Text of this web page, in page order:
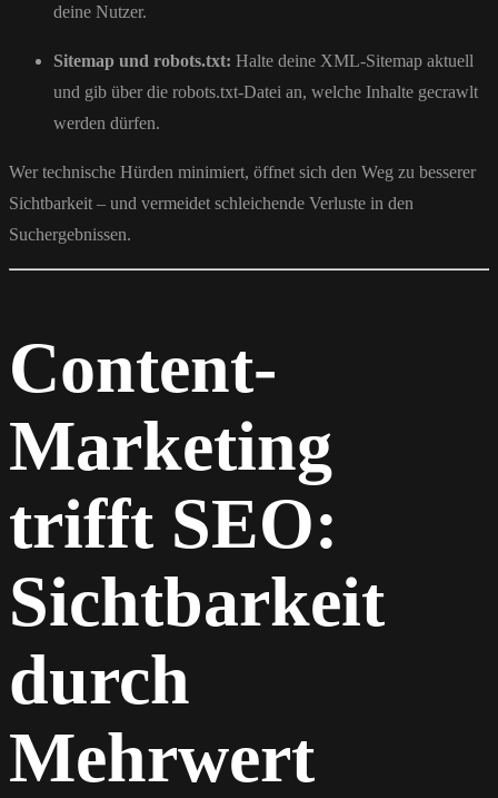
deine Nutzer.
Sitemap und robots.txt: Halte deine XML-Sitemap aktuell
und gib über die robots.txt-Datei an, welche Inhalte gecrawlt
werden dürfen.
Wer technische Hürden minimiert, öffnet sich den Weg zu besserer
Sichtbarkeit – und vermeidet schleichende Verluste in den
Suchergebnissen.
Content-
Marketing
trifft SEO:
Sichtbarkeit
durch
Mehrwert